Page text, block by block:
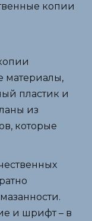
копии
материалы,
пластик и
из
которые
и шрифт – в